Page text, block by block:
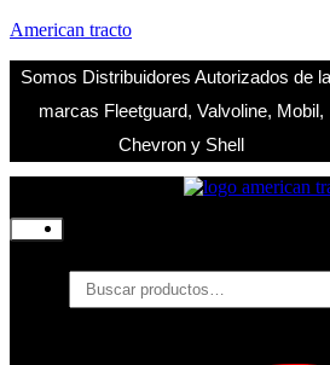
American tracto
Somos Distribuidores Autorizados de
marcas Fleetguard, Valvoline, Mobil,
Chevron y Shell
Productos
Filtros